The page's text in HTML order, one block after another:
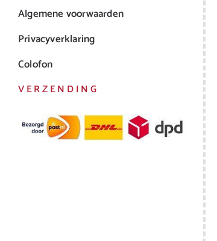
Algemene voorwaarden
Privacyverklaring
Colofon
VERZENDING